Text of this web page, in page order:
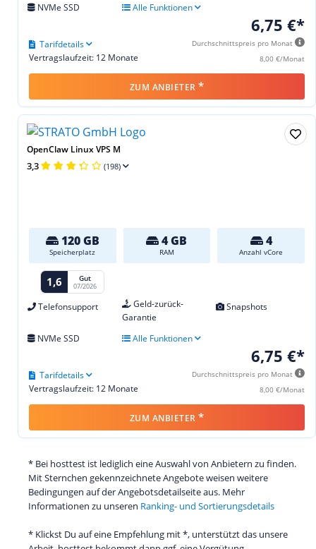
NVMe SSD Alle Funktionen
6,75 €*
Durchschnittspreis pro Monat
8,00 €/Monat
Vertragslaufzeit: 12 Monate
Tarifdetails
ZUM ANBIETER *
OpenClaw Linux VPS M
3,3 (198)
120 GB
Speicherplatz
4 GB
RAM
4
Anzahl vCore
1,6 Gut
07/2026
Telefonsupport
Geld-zurück-
Garantie
Snapshots
NVMe SSD Alle Funktionen
6,75 €*
Durchschnittspreis pro Monat
8,00 €/Monat
Vertragslaufzeit: 12 Monate
Tarifdetails
ZUM ANBIETER *
* Bei hosttest ist lediglich eine Auswahl von Anbietern zu finden.
Mit Sternchen gekennzeichnete Angebote weisen weitere
Bedingungen auf der Angebotsdetailseite aus. Mehr
Informationen zu unseren Ranking- und Sortierungsdetails
* Klickst Du auf eine Empfehlung mit *, unterstützt das unsere